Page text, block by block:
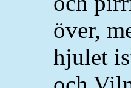
över,
hjulet